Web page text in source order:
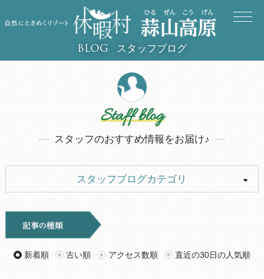
BLOG スタッフブログ
Staff blog
スタッフのおすすめ情報をお届け♪
スタッフブログカテゴリ
キャンプ
旅行記 ツアー
新着順 古い順 アクセス数順 直近の30日の人気順